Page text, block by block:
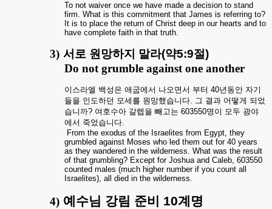
To not waiver once we have made a decision to stand
firm. What is this commitment that James is referring to?
It is to place the return of Christ deep in our hearts and to
have complete faith in that truth.
3) 서로 원망하지 말라(약5:9절)
Do not grumble against one another
이스라엘 백성은 애굽에서 나오면서 부터 40년동안 자기
들을 인도하던 모세를 원망했습니다. 그 결과 어떻게 되었
습니까? 여호수아 갈렙을 빼고는 603550명이 모두 광야
에서 죽었습니다.
From the exodus of the Israelites from Egypt, they
grumbled against Moses who led them out for 40 years
as they wandered in the wilderness. What was the result
of that grumbling? Except for Joshua and Caleb, 603550
counted males (much higher number if you count all
Israelites), all died in the wilderness.
4) 예수님 강림 준비 10계명